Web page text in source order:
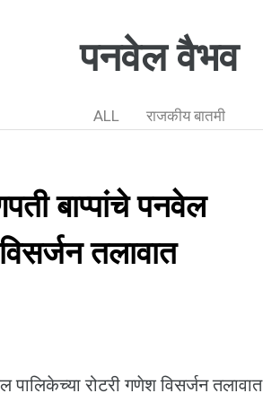
पनवेल वैभव
ALL राजकीय बातमी
बाप्पांचे पनवेल
तलावात
पालिकेच्या रोटरी गणेश विसर्जन तलावात